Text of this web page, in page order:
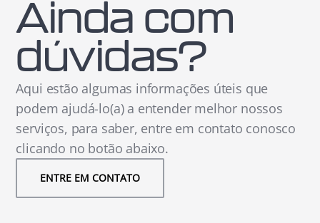
Ainda com
dúvidas?
Aqui estão algumas informações úteis que
podem ajudá-lo(a) a entender melhor nossos
serviços, para saber, entre em contato conosco
clicando no botão abaixo.
ENTRE EM CONTATO